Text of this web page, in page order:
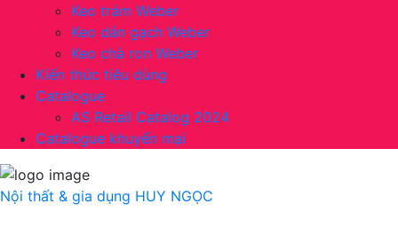
Keo trám Weber
Keo dán gạch Weber
Keo chà ron Weber
Kiến thức tiêu dùng
Catalogue
AS Retail Catalog 2024
Catalogue khuyến mại
Nội thất & gia dụng HUY NGỌC